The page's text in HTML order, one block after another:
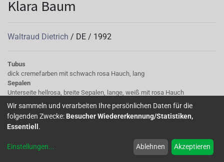
Klara Baum
Waltraud Dietrich / DE / 1992
Tubus
dick cremefarben mit schwach rosa Hauch, lang
Sepalen
Unterseite hellrosa, breite Sepalen, lange, weiß mit rosa Hauch
Korolle/Petalen
einfach, karmin-violett
Staubgefäße
mittellang, rosa
lang, weiß
Wir sammeln und verarbeiten Ihre persönlichen Daten für die
folgenden Zwecke: Besucher Wiedererkennung/Statistiken,
Essentiell .
Einstellungen... Ablehnen Akzeptieren